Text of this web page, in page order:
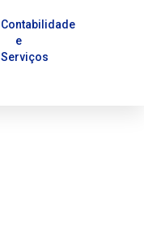
Contabilidade
e
Serviços